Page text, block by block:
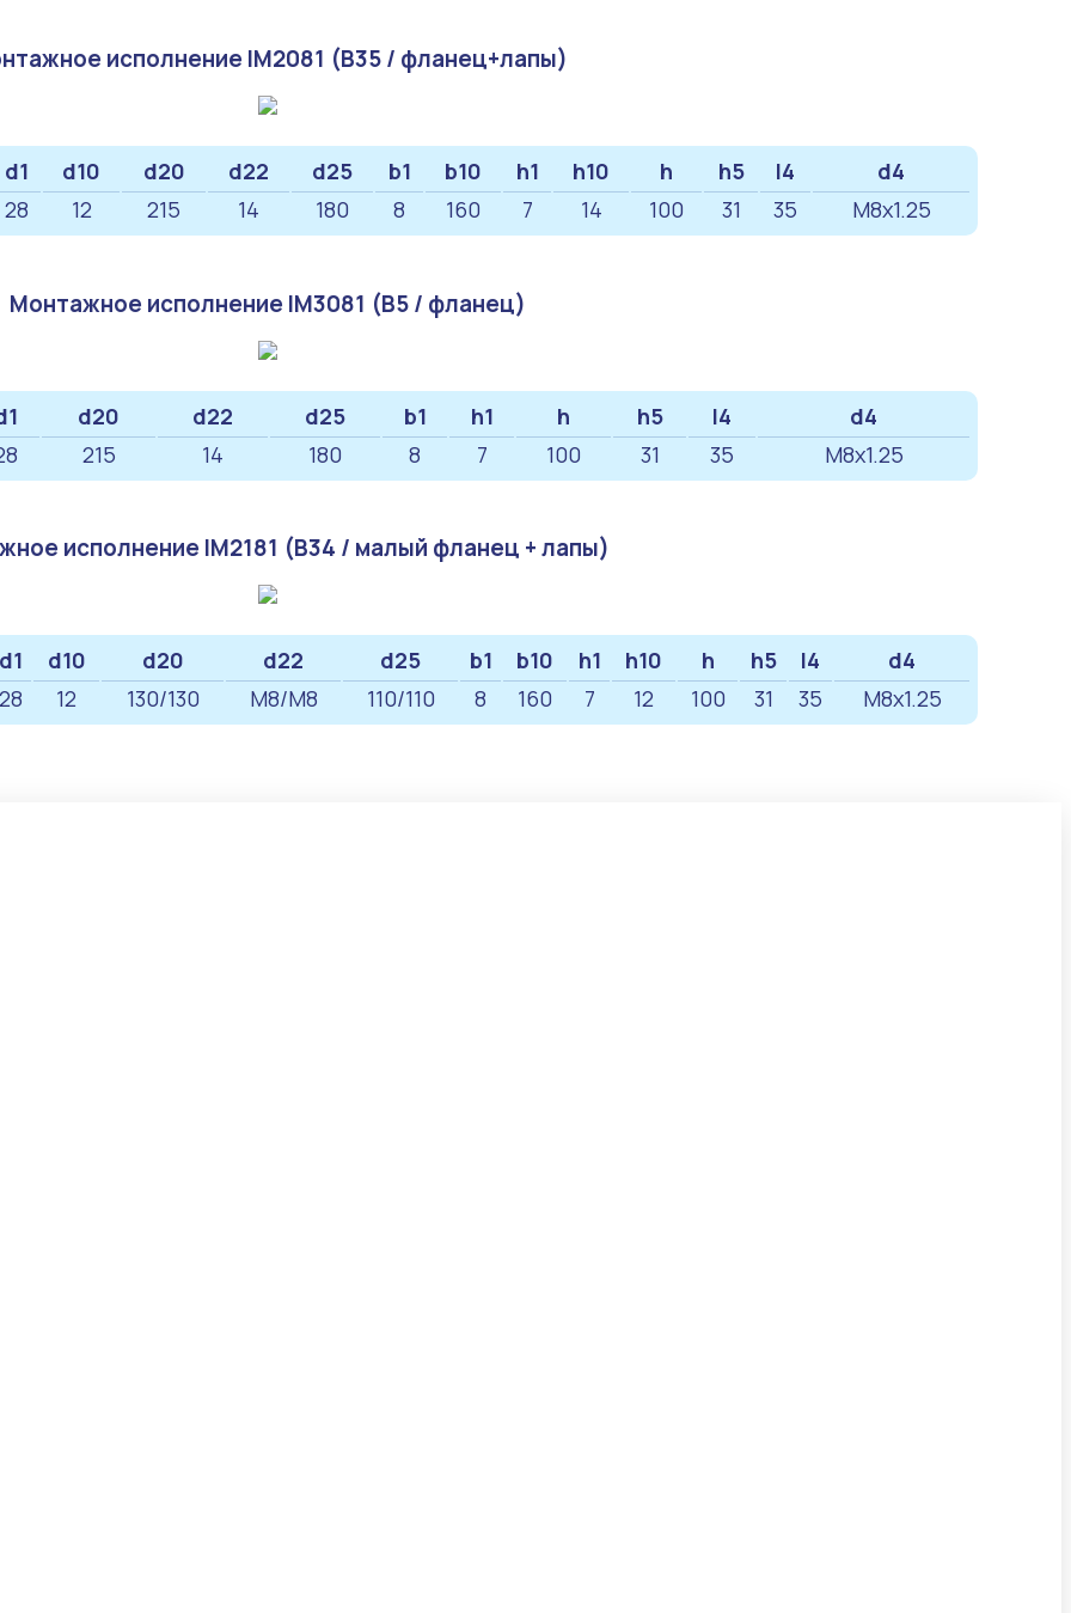
исполнение IM2081 (B35 / фланец+лапы)
d1 d10 d20 d22 d25 b1 b10 h1 h10 h h5 l4
d4
28 12 215 14 180 8 160 7 14 100 31 35 M8x1.25
Монтажное исполнение IM3081 (B5 / фланец)
d20 d22 d25 b1 h1 h h5 l4
d4
215 14 180 8 7 100 31 35 M8x1.25
исполнение IM2181 (B34 / малый фланец + лапы)
d1 d10 d20 d22 d25 b1 b10 h1 h10 h h5 l4
d4
28 12 130/130 M8/М8 110/110 8 160 7 12 100 31 35 M8x1.25